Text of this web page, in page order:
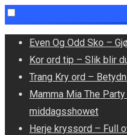
Skip
content
Even Og Odd Sko –
Kor ord tip – Slik blir
Trang Kry ord –
Mamma Mia The
middagsshowet
Herje kryssord – Full